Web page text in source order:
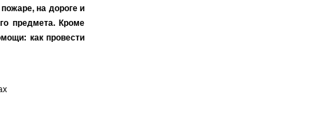
на дороге и
предмета. Кроме
как провести